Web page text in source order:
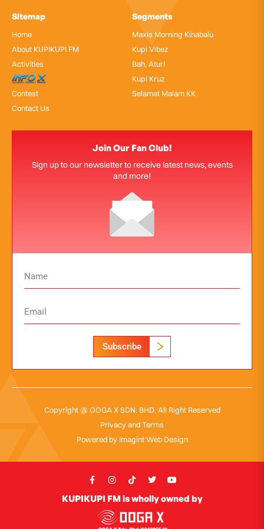
Sitemap
Home
About KUPIKUPI FM
Activities
InfoX
Contest
Contact Us
Segments
Maxis Morning Kinabalu
Kupi Vibez
Bah, Atur!
Kupi Kruz
Selamat Malam KK
Join Our Fan Club!
Sign up to our newsletter to receive latest news, events
and more!
Subscribe
Copyright @ OOGA X SDN. BHD. All Right Reserved
Privacy and Terms
Powered by Imagint Web Design
KUPIKUPI FM is wholly owned by